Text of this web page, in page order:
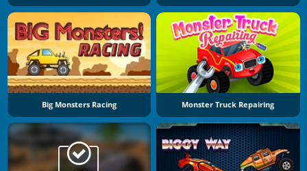
Big Monsters Racing Monster Truck Repairing